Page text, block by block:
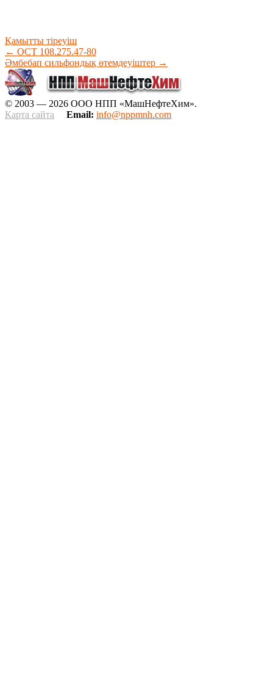
Қамытты тіреуіш
← ОСТ 108.275.47-80
Әмбебап сильфондық өтемдеуіштер →
© 2003 — 2026 ООО НПП «МашНефтеХим».
Карта сайта
Email: info@nppmnh.com